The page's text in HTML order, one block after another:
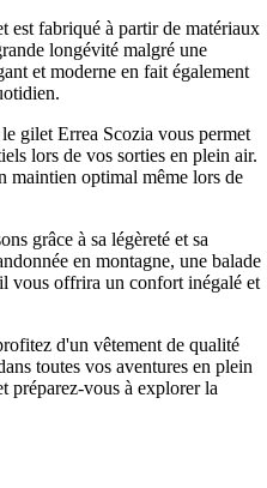
est fabriqué à partir de matériaux
longévité malgré une
et moderne en fait également
gilet Errea Scozia vous permet
lors de vos sorties en plein air.
maintien optimal même lors de
grâce à sa légèreté et sa
en montagne, une balade
vous offrira un confort inégalé et
d'un vêtement de qualité
toutes vos aventures en plein
préparez-vous à explorer la